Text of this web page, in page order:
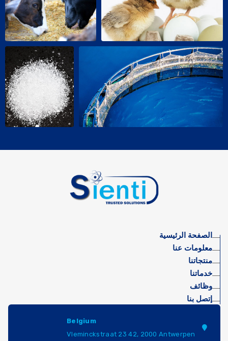
الصفحة الرئيسية
معلومات عنا
منتجاتنا
خدماتنا
وظائف
إتصل بنا
Belgium
Vleminckstraat 23 42, 2000 Antwerpen